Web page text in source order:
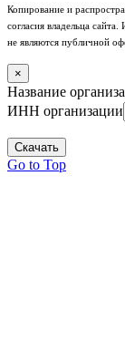
Копирование и
согласия владельца
не являются публичной
×
Название
ИНН организации
Скачать
Go to Top